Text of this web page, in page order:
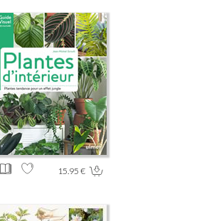
15.95 €